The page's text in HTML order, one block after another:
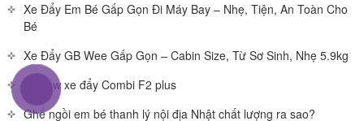
Xe Đẩy Em Bé Gấp Gọn Đi Máy Bay – Nhẹ, Tiện, An Toàn Cho
Bé
Xe Đẩy GB Wee Gấp Gọn – Cabin Size, Từ Sơ Sinh, Nhẹ 5.9kg
Review xe đẩy Combi F2 plus
Ghế ngồi em bé thanh lý nội địa Nhật chất lượng ra sao?